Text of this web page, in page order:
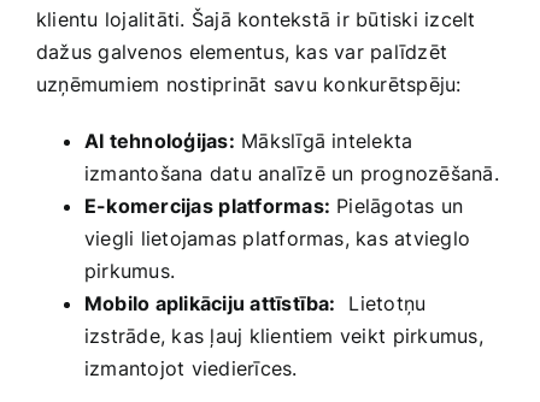
klientu lojalitāti. Šajā kontekstā ir‍ būtiski izcelt
dažus galvenos elementus,‌ kas var palīdzēt
uzņēmumiem ⁤nostiprināt⁣ savu konkurētspēju:
AI tehnoloģijas: Mākslīgā intelekta
izmantošana datu analīzē un prognozēšanā.
E-komercijas⁢ platformas: Pielāgotas un
viegli lietojamas platformas, kas atvieglo‍
pirkumus.
Mobilo aplikāciju attīstība: ⁤ Lietotņu
izstrāde, kas ļauj klientiem veikt⁢ pirkumus,
izmantojot ​viedierīces.